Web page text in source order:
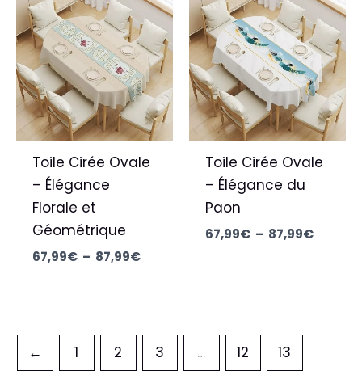
Toile Cirée Ovale
– Élégance
Florale et
Géométrique
67,99€ – 87,99€
de
prix :
67,99€
à
87,99€
Toile Cirée Ovale
– Élégance du
Paon
67,99€ – 87,99€
de
prix :
67,99€
à
87,99€
← 1 2 3 … 12 13